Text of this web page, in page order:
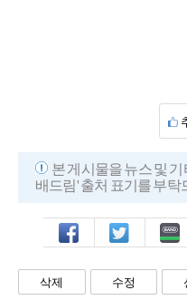
본 게시물을 뉴스 및
배드림' 출처 표기를 부탁
페북 트윗 밴드
삭제 수정